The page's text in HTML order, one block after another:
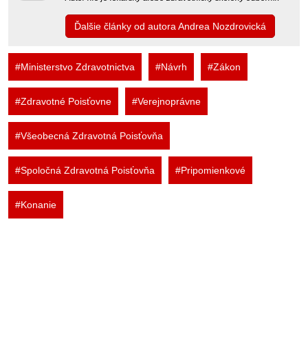
Ďalšie články od autora Andrea Nozdrovická
#Ministerstvo Zdravotnictva #Návrh #Zákon
#Zdravotné Poisťovne #Verejnoprávne
#Všeobecná Zdravotná Poisťovňa
#Spoločná Zdravotná Poisťovňa #Pripomienkové
#Konanie